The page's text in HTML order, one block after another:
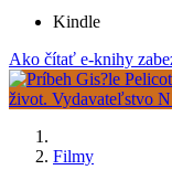
Kindle
Ako čítať e-knihy
Filmy